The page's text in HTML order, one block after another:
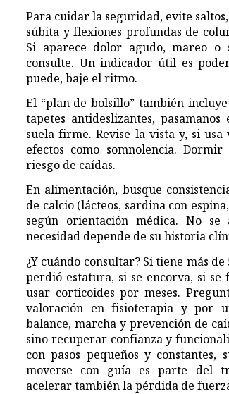
Para cuidar la seguridad, evite
súbita y flexiones profundas de
Si aparece dolor agudo, mareo o
consulte. Un indicador útil es
puede, baje el ritmo.
El “plan de bolsillo” también
tapetes antideslizantes,
suela firme. Revise la vista y, si
efectos como somnolencia.
riesgo de caídas.
En alimentación, busque
de calcio (lácteos, sardina con
según orientación médica. No se
necesidad depende de su historia
¿Y cuándo consultar? Si tiene más
perdió estatura, si se encorva, si
usar corticoides por meses.
valoración en fisioterapia y por
balance, marcha y prevención de
sino recuperar confianza y
con pasos pequeños y
moverse con guía es parte del
acelerar también la pérdida de